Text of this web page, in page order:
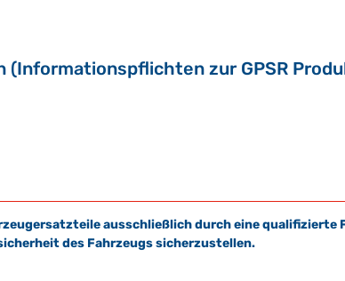
(Informationspflichten zur GPSR
ausschließlich durch eine
des Fahrzeugs sicherzustellen.